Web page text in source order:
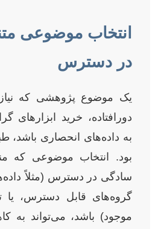
انتخاب موضوعی
در دسترس
یک موضوع پژوهشی که
دورافتاده، خرید ابزارهای
به داده‌های انحصاری باشد،
بود. انتخاب موضوعی که
سادگی در دسترس (مثلاً
گروه‌های قابل دسترس، یا
موجود) باشد، می‌تواند به